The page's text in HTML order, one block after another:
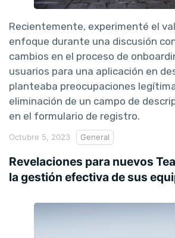
Recientemente, experimenté el
enfoque durante una discusión
cambios en el proceso de
usuarios para una aplicación en
planteaba preocupaciones
eliminación de un campo de
en el formulario de registro.
Octubre 5, 2023 General
Revelaciones para nuevos
la gestión efectiva de sus